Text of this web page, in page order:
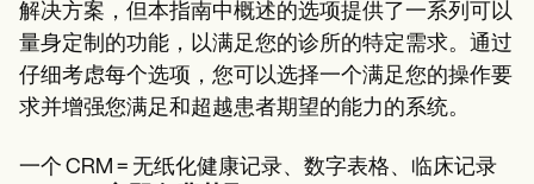
解决方案，但本指南中概述的选项提供了一系列可以
量身定制的功能，以满足您的诊所的特定需求。通过
仔细考虑每个选项，您可以选择一个满足您的操作要
求并增强您满足和超越患者期望的能力的系统。
一个 CRM = 无纸化健康记录、数字表格、临床记录